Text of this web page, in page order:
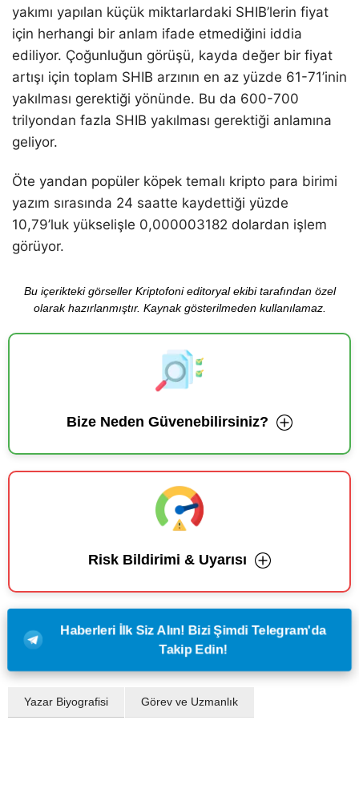
yakımı yapılan küçük miktarlardaki SHIB’lerin fiyat
için herhangi bir anlam ifade etmediğini iddia
ediliyor. Çoğunluğun görüşü, kayda değer bir fiyat
artışı için toplam SHIB arzının en az yüzde 61-71’inin
yakılması gerektiği yönünde. Bu da 600-700
trilyondan fazla SHIB yakılması gerektiği anlamına
geliyor.
Öte yandan popüler köpek temalı kripto para birimi
yazım sırasında 24 saatte kaydettiği yüzde
10,79’luk yükselişle 0,000003182 dolardan işlem
görüyor.
Bu içerikteki görseller Kriptofoni editoryal ekibi tarafından özel
olarak hazırlanmıştır. Kaynak gösterilmeden kullanılamaz.
Bize Neden Güvenebilirsiniz?
Risk Bildirimi & Uyarısı
Haberleri İlk Siz Alın! Bizi Şimdi Telegram'da
Takip Edin!
Yazar Biyografisi Görev ve Uzmanlık